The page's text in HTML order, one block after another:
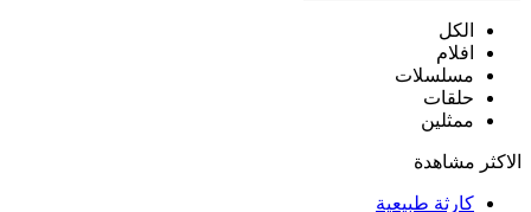
الكل
افلام
مسلسلات
حلقات
ممثلين
الاكثر مشاهدة
كارثة طبيعية